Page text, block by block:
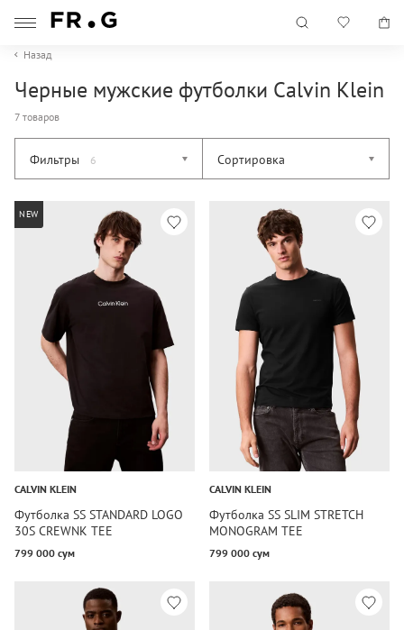
Назад
Черные мужские футболки Calvin Klein
7 товаров
Фильтры 6 Сортировка
NEW
CALVIN KLEIN
Футболка SS STANDARD LOGO
30S CREWNK TEE
799 000 сум
CALVIN KLEIN
Футболка SS SLIM STRETCH
MONOGRAM TEE
799 000 сум